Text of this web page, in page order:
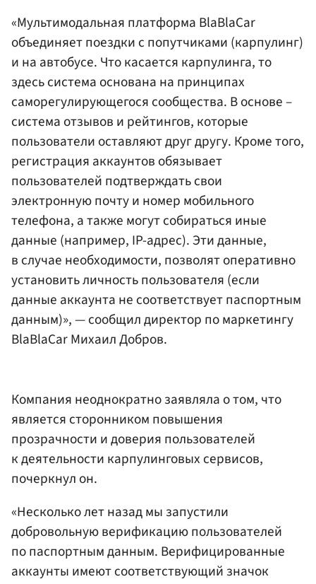
«Мультимодальная платформа BlaBlaCar
объединяет поездки с попутчиками (карпулинг)
и на автобусе. Что касается карпулинга, то
здесь система основана на принципах
саморегулирующегося сообщества. В основе –
система отзывов и рейтингов, которые
пользователи оставляют друг другу. Кроме того,
регистрация аккаунтов обязывает
пользователей подтверждать свои
электронную почту и номер мобильного
телефона, а также могут собираться иные
данные (например, IP-адрес). Эти данные,
в случае необходимости, позволят оперативно
установить личность пользователя (если
данные аккаунта не соответствует паспортным
данным)», — сообщил директор по маркетингу
BlaBlaCar Михаил Добров.
Компания неоднократно заявляла о том, что
является сторонником повышения
прозрачности и доверия пользователей
к деятельности карпулинговых сервисов,
почеркнул он.
«Несколько лет назад мы запустили
добровольную верификацию пользователей
по паспортным данным. Верифицированные
аккаунты имеют соответствующий значок